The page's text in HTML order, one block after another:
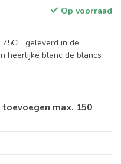
Op voorraad
geleverd in de
heerlijke blanc de blancs
max. 150